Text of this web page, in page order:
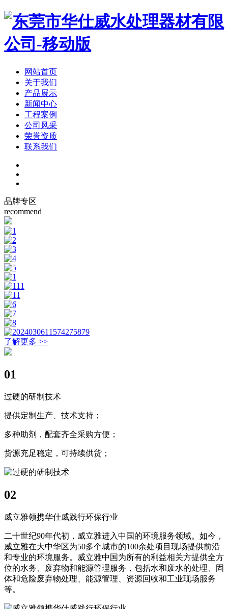
网站首页
关于我们
产品展示
新闻中心
工程案例
公司风采
荣誉资质
联系我们
品牌专区
recommend
了解更多 >>
01
过硬的研制技术
提供定制生产、技术支持；
多种助剂，配套齐全采购方便；
货源充足稳定，可持续供货；
02
威立雅领携华仕威践行环保行业
二十世纪90年代初，威立雅进入中国的环境服务领域。如今，
威立雅在大中华区为50多个城市的100余处项目现场提供前沿
和专业的环境服务。威立雅中国为所有的利益相关方提供全方
位的水务、废弃物和能源管理服务，包括水和废水的处理、固
体和危险废弃物处理、能源管理、资源回收和工业现场服务
等。